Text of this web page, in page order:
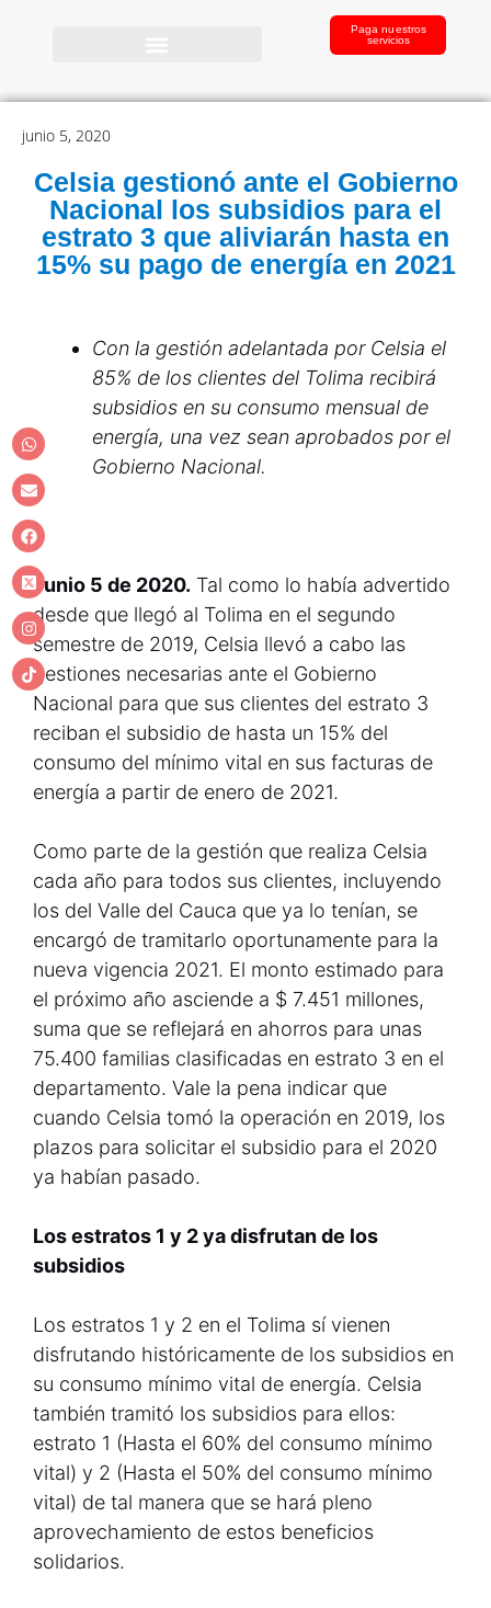
Paga nuestros
servicios
junio 5, 2020
Celsia gestionó ante el Gobierno
Nacional los subsidios para el
estrato 3 que aliviarán hasta en
15% su pago de energía en 2021
Con la gestión adelantada por Celsia el
85% de los clientes del Tolima recibirá
subsidios en su consumo mensual de
energía, una vez sean aprobados por el
Gobierno Nacional.
Junio 5 de 2020. Tal como lo había advertido
desde que llegó al Tolima en el segundo
semestre de 2019, Celsia llevó a cabo las
gestiones necesarias ante el Gobierno
Nacional para que sus clientes del estrato 3
reciban el subsidio de hasta un 15% del
consumo del mínimo vital en sus facturas de
energía a partir de enero de 2021.
Como parte de la gestión que realiza Celsia
cada año para todos sus clientes, incluyendo
los del Valle del Cauca que ya lo tenían, se
encargó de tramitarlo oportunamente para la
nueva vigencia 2021. El monto estimado para
el próximo año asciende a $ 7.451 millones,
suma que se reflejará en ahorros para unas
75.400 familias clasificadas en estrato 3 en el
departamento. Vale la pena indicar que
cuando Celsia tomó la operación en 2019, los
plazos para solicitar el subsidio para el 2020
ya habían pasado.
Los estratos 1 y 2 ya disfrutan de los
subsidios
Los estratos 1 y 2 en el Tolima sí vienen
disfrutando históricamente de los subsidios en
su consumo mínimo vital de energía. Celsia
también tramitó los subsidios para ellos:
estrato 1 (Hasta el 60% del consumo mínimo
vital) y 2 (Hasta el 50% del consumo mínimo
vital) de tal manera que se hará pleno
aprovechamiento de estos beneficios
solidarios.